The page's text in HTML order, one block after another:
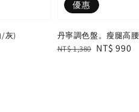
/灰)
優惠
丹寧調色盤。瘦腿高
Regular
NT$ 1,380 Sale
NT$ 990